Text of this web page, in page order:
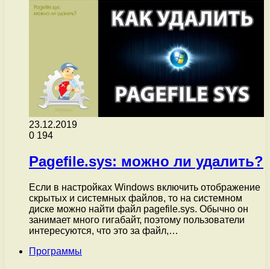
23.12.2019
0 194
Pagefile.sys: можно ли удалить?
Если в настройках Windows включить отображение
скрытых и системных файлов, то на системном
диске можно найти файл pagefile.sys. Обычно он
занимает много гигабайт, поэтому пользователи
интересуются, что это за файл,…
Программы